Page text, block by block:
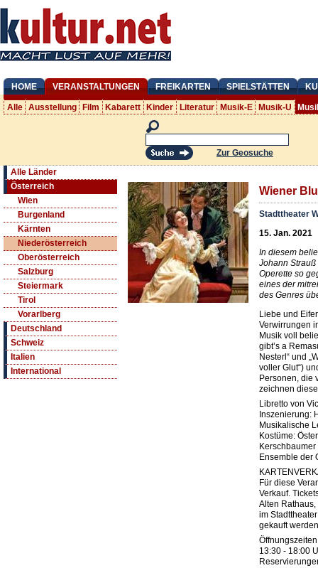
HOME VERANSTALTUNGEN FREIKARTEN SPIELSTÄTTEN
Alle Ausstellung Film Kabarett Kinder Literatur Musik-E Musik-U
Zur Geosuche
Alle Länder
Österreich
Wien
Burgenland
Kärnten
Niederösterreich
Oberösterreich
Salzburg
Steiermark
Tirol
Vorarlberg
Deutschland
Schweiz
Italien
International
Wiener
Stadttheater
15. Jan. 2021
In diesem
Johann
Operette so
eines der
des Genres
Liebe und
Verwirrungen
Musik voll
gibt’s a
Nesterl“ und
voller Glut“)
Personen, die
zeichnen
Libretto von
Inszenierung:
Musikalische
Kostüme:
Kerschbaumer
Ensemble der
Für diese
Verkauf.
Alten
im
gekauft
13:30 - 18:00